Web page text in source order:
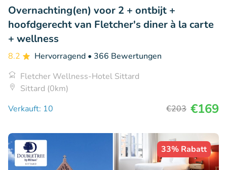
Overnachting(en) voor 2 + ontbijt +
hoofdgerecht van Fletcher's diner à la carte
+ wellness
8.2 Hervorragend • 366 Bewertungen
Fletcher Wellness-Hotel Sittard
Sittard (0km)
Verkauft: 10
€203 €169
33% Rabatt